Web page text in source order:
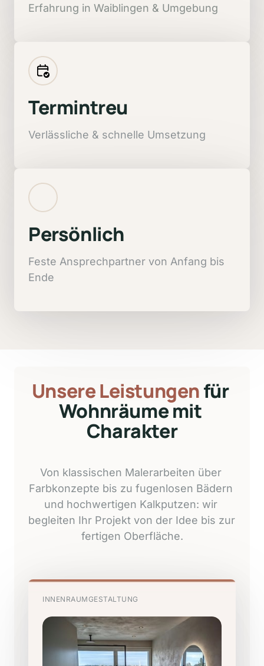
Erfahrung in Waiblingen & Umgebung
Termintreu
Verlässliche & schnelle Umsetzung
Persönlich
Feste Ansprechpartner von Anfang
Ende
Unsere Leistungen für
Wohnräume mit
Charakter
Von klassischen Malerarbeiten
über
Farbkonzepte bis zu fugenlosen
und hochwertigen Kalkputzen:
wir
begleiten Ihr Projekt von der Idee bis
fertigen Oberfläche.
INNENRAUMGESTALTUNG